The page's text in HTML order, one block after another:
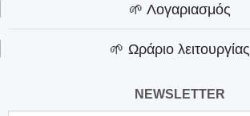
🌱 Λογαριασμός
🌱 Ωράριο λειτουργίας
NEWSLETTER